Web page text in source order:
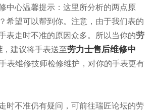
心温馨提示：这里所分析的两点原
希望可以帮到你。注意，由于我们表的
表走时不准的原因众多。所以当你的劳
，建议将手表送至劳力士售后维修中
表维修技师检修维护，对你的手表更有
时不准仍有疑问，可前往瑞匠论坛的劳